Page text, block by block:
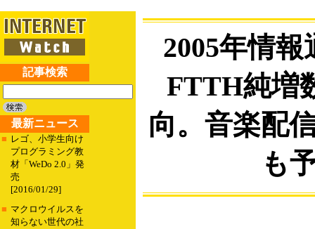
記事検索
最新ニュース
■ レゴ、小学生向け
プログラミング教
材「WeDo 2.0」発
売
[2016/01/29]
■ マクロウイルスを
知らない世代の社
2005年情
FTTH純増
向。音楽配
も